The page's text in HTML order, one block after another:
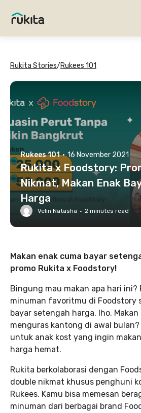
Rukita Stories/Rukees 101
Rukees 101 · 16 November 2021
Rukita x Foodstory:
Nikmat, Makan Enak
Harga
Velin Natasha · 2 minutes read
Makan enak cuma bayar
promo Rukita x Foodstory!
Bingung mau makan apa hari ini?
minuman favoritmu di Foodstory
bayar setengah harga, lho.
menguras kantong di awal
untuk anak kost yang ingin
harga hemat.
Rukita berkolaborasi dengan
double nikmat khusus penghuni
Rukees. Kamu bisa memesan
minuman dari berbagai brand